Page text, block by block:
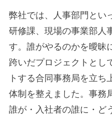
弊社では、人事部門とい
研修課、現場の事業部人
す。誰がやるのかを曖昧
跨いだプロジェクトとし
トする合同事務局を立ち
体制を整えました。事務
誰が・入社者の誰に・ど